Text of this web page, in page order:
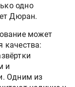
одно
Дюран.
может
качества:
и
Одним из